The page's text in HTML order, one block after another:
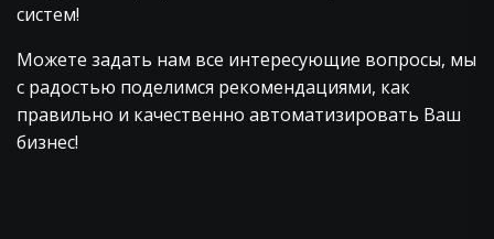
систем!
Можете задать нам все интересующие вопросы, мы
с радостью поделимся рекомендациями, как
правильно и качественно автоматизировать Ваш
бизнес!